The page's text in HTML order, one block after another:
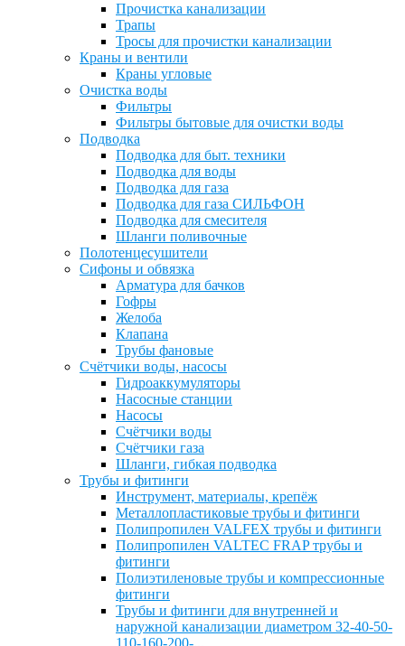
Прочистка канализации
Трапы
Тросы для прочистки канализации
Краны и вентили
Краны угловые
Очистка воды
Фильтры
Фильтры бытовые для очистки воды
Подводка
Подводка для быт. техники
Подводка для воды
Подводка для газа
Подводка для газа СИЛЬФОН
Подводка для смесителя
Шланги поливочные
Полотенцесушители
Сифоны и обвязка
Арматура для бачков
Гофры
Желоба
Клапана
Трубы фановые
Счётчики воды, насосы
Гидроаккумуляторы
Насосные станции
Насосы
Счётчики воды
Счётчики газа
Шланги, гибкая подводка
Трубы и фитинги
Инструмент, материалы, крепёж
Металлопластиковые трубы и фитинги
Полипропилен VALFEX трубы и фитинги
Полипропилен VALTEC FRAP трубы и
фитинги
Полиэтиленовые трубы и компрессионные
фитинги
Трубы и фитинги для внутренней и
наружной канализации диаметром 32-40-50-
110-160-200-...